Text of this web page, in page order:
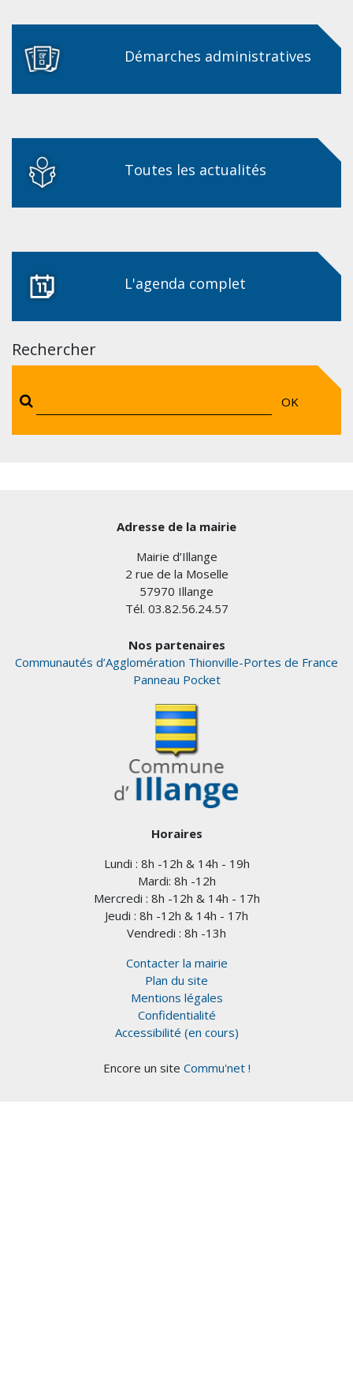
Démarches administratives
Toutes les actualités
L'agenda complet
Rechercher
OK
Adresse de la mairie
Mairie d’Illange
2 rue de la Moselle
57970 Illange
Tél. 03.82.56.24.57
Nos partenaires
Communautés d’Agglomération Thionville-Portes de France
Panneau Pocket
Horaires
Lundi : 8h -12h & 14h - 19h
Mardi: 8h -12h
Mercredi : 8h -12h & 14h - 17h
Jeudi : 8h -12h & 14h - 17h
Vendredi : 8h -13h
Contacter la mairie
Plan du site
Mentions légales
Confidentialité
Accessibilité (en cours)
Encore un site Commu'net !